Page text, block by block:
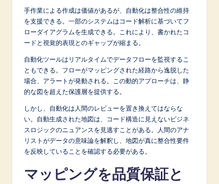
手作業による作成は価値があるが、自動化は整合性の維持
を支援できる。一部のシステムはコード解析に基づいてフ
ローダイアグラムを生成できる。これにより、書かれたコ
ードと視覚的表現とのギャップが縮まる。
自動化ツールはリアルタイムでデータフローを監視するこ
ともできる。フローがマッピングされた経路から逸脱した
場合、アラートが発動される。この動的アプローチは、静
的な図を超えた保護層を提供する。
しかし、自動化は人間のレビューを置き換えてはならな
い。自動生成された地図は、コード構造に見えないビジネ
スロジックのニュアンスを見逃すことがある。人間のアナ
リストがデータの意味論を解釈し、地図が真に整合性要件
を反映していることを確認する必要がある。
マッピングを品質保証と